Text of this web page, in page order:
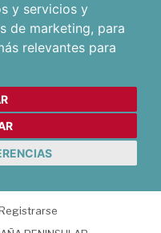
y servicios y
de marketing, para
relevantes para